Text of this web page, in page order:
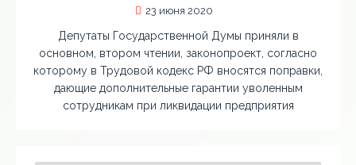
23 июня 2020
Депутаты Государственной Думы приняли в
основном, втором чтении, законопроект, согласно
которому в Трудовой кодекс РФ вносятся поправки,
дающие дополнительные гарантии уволенным
сотрудникам при ликвидации предприятия